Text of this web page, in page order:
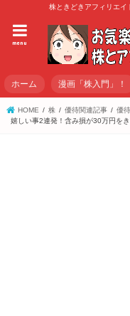
株ときどきアフィリエ
menu
ホーム 漫画「株入門」！
HOME 株 優待関連記事
優
嬉しい事2連発！含み損が30万円をき